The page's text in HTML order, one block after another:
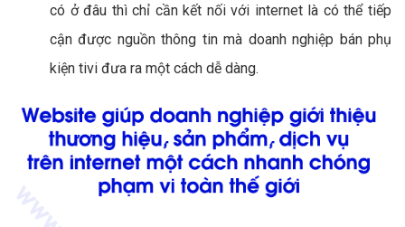
có ở đâu thì chỉ cần kết nối với internet là có thể tiếp
cận được nguồn thông tin mà doanh nghiệp bán phụ
kiện tivi đưa ra một cách dễ dàng.